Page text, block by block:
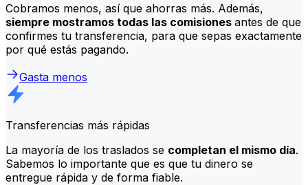
Cobramos menos, así que ahorras más. Además,
siempre mostramos todas las comisiones antes de que
confirmes tu transferencia, para que sepas exactamente
por qué estás pagando.
Gasta menos
Transferencias más rápidas
La mayoría de los traslados se completan el mismo día.
Sabemos lo importante que es que tu dinero se
entregue rápida y de forma fiable.